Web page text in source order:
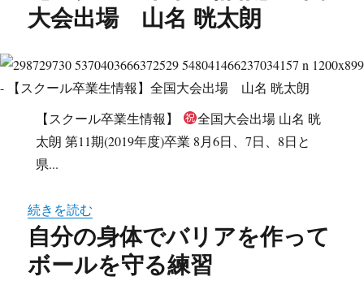
大会出場 山名 晄太朗
【スクール卒業生情報】
全国大会出場 山名 晄
太朗 第11期(2019年度)卒業 8月6日、7日、8日と
県...
続きを読む
自分の身体でバリアを作って
ボールを守る練習